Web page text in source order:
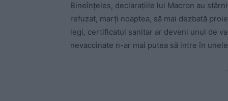
Bineînțeles, declarațiile lui Macron au
refuzat, marți noaptea, să mai dezbată
legi, certificatul sanitar ar deveni unul de
nevaccinate n-ar mai putea să intre în